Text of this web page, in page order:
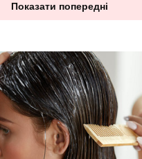
Показати попередні